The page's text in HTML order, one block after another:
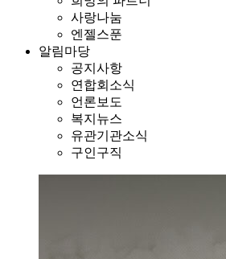
사랑나눔
엔젤스푼
알림마당
공지사항
연합회소식
언론보도
복지뉴스
유관기관소식
구인구직